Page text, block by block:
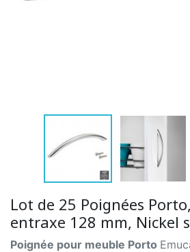
Lot de 25 Poignées
entraxe 128 mm, Nickel
Poignée pour meuble Porto